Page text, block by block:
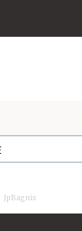
JpBagnis